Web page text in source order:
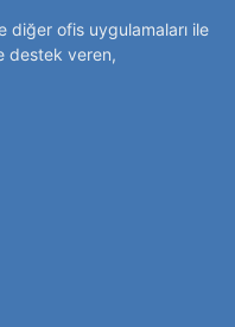
diğer ofis uygulamaları ile
destek veren,